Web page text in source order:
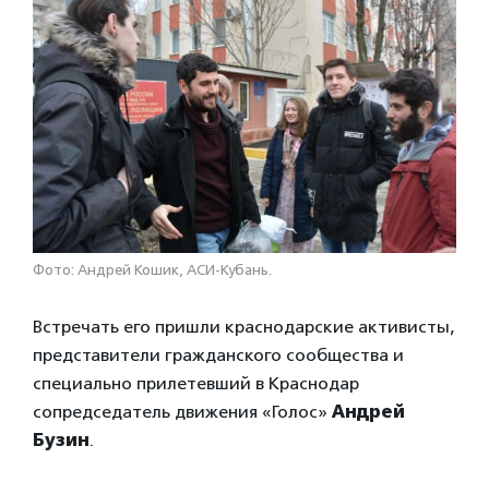
Фото: Андрей Кошик, АСИ-Кубань.
Встречать его пришли краснодарские активисты,
представители гражданского сообщества и
специально прилетевший в Краснодар
сопредседатель движения «Голос» Андрей
Бузин.